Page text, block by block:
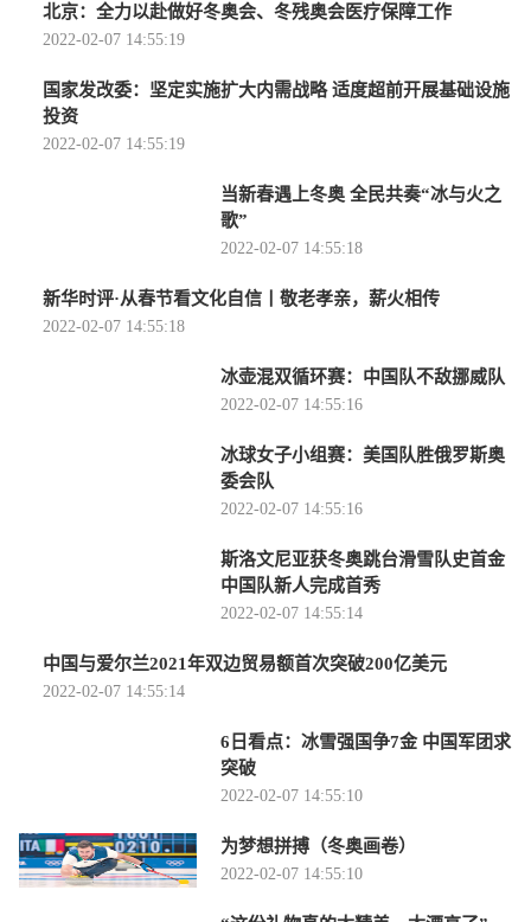
北京：全力以赴做好冬奥会、冬残奥会医疗保障工作
2022-02-07 14:55:19
国家发改委：坚定实施扩大内需战略 适度超前开展基础设施
投资
2022-02-07 14:55:19
当新春遇上冬奥 全民共奏“冰与火之
歌”
2022-02-07 14:55:18
新华时评·从春节看文化自信丨敬老孝亲，薪火相传
2022-02-07 14:55:18
冰壶混双循环赛：中国队不敌挪威队
2022-02-07 14:55:16
冰球女子小组赛：美国队胜俄罗斯奥
委会队
2022-02-07 14:55:16
斯洛文尼亚获冬奥跳台滑雪队史首金
中国队新人完成首秀
2022-02-07 14:55:14
中国与爱尔兰2021年双边贸易额首次突破200亿美元
2022-02-07 14:55:14
6日看点：冰雪强国争7金 中国军团求
突破
2022-02-07 14:55:10
为梦想拼搏（冬奥画卷）
2022-02-07 14:55:10